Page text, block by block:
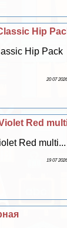
Hip
Hip Pack
20 07
Red
Red multi...
19 07